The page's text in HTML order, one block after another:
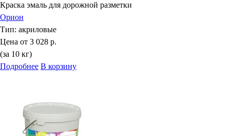
Краска эмаль для дорожной разметки
Орион
Тип: акриловые
Цена от 3 028 р.
(за 10 кг)
Подробнее В корзину